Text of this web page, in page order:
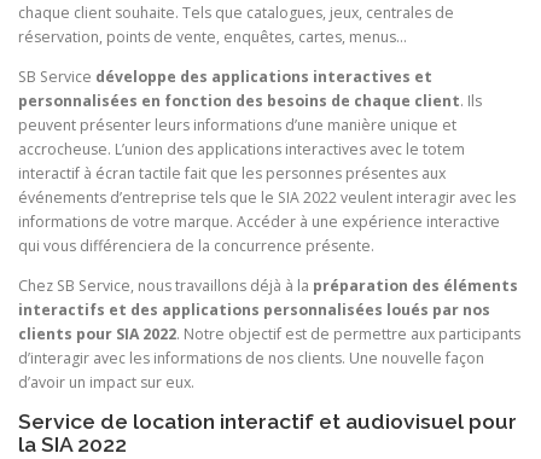
chaque client souhaite. Tels que catalogues, jeux, centrales de
réservation, points de vente, enquêtes, cartes, menus…
SB Service développe des applications interactives et
personnalisées en fonction des besoins de chaque client. Ils
peuvent présenter leurs informations d’une manière unique et
accrocheuse. L’union des applications interactives avec le totem
interactif à écran tactile fait que les personnes présentes aux
événements d’entreprise tels que le SIA 2022 veulent interagir avec les
informations de votre marque. Accéder à une expérience interactive
qui vous différenciera de la concurrence présente.
Chez SB Service, nous travaillons déjà à la préparation des éléments
interactifs et des applications personnalisées loués par nos
clients pour SIA 2022. Notre objectif est de permettre aux participants
d’interagir avec les informations de nos clients. Une nouvelle façon
d’avoir un impact sur eux.
Service de location interactif et audiovisuel pour
la SIA 2022